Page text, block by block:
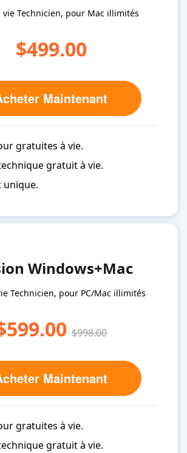
vie Technicien, pour Mac illimités
$499.00
Maintenant
gratuites à vie.
gratuit à vie.
unique.
Windows+Mac
Technicien, pour PC/Mac illimités
$998.00
Maintenant
gratuites à vie.
gratuit à vie.